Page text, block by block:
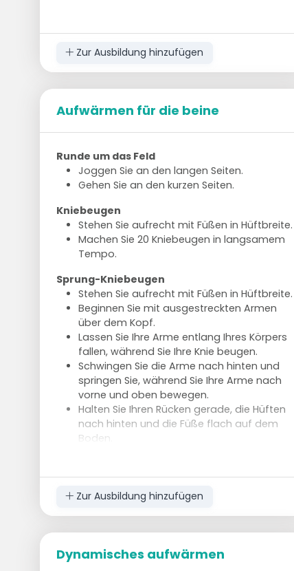
Auf der Seite, auf Unterarm stützen
Hüften vom Boden, Körper in gerader Linie
Nach 30 Sekunden die Seite wechseln
Superman-Halten 30 Sekunden
Arme und Beine vom Boden, halten
Stärkt unteren Rücken und Gesäßmuskeln
Zur Ausbildung hinzufügen
Aufwärmen für die beine
Runde um das Feld
Joggen Sie an den langen Seiten.
Gehen Sie an den kurzen Seiten.
Kniebeugen
Stehen Sie aufrecht mit Füßen in Hüftbreite.
Machen Sie 20 Kniebeugen in langsamem
Tempo.
Sprung-Kniebeugen
Stehen Sie aufrecht mit Füßen in Hüftbreite.
Beginnen Sie mit ausgestreckten Armen
über dem Kopf.
Lassen Sie Ihre Arme entlang Ihres Körpers
fallen, während Sie Ihre Knie beugen.
Schwingen Sie die Arme nach hinten und
springen Sie, während Sie Ihre Arme nach
vorne und oben bewegen.
Halten Sie Ihren Rücken gerade, die Hüften
nach hinten und die Füße flach auf dem
Boden.
Basisposition: Stehen Sie aufrecht mit
leicht gespreizten Füßen.
Setzen Sie Ihr rechtes Bein gerade nach
Grad, das linke Knie so nah wie möglich am
Boden.
Zur Ausbildung hinzufügen
Dynamisches aufwärmen